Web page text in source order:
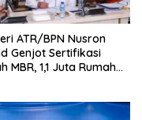
ATR/BPN Nusron
Genjot Sertifikasi
MBR, 1,1 Juta Rumah